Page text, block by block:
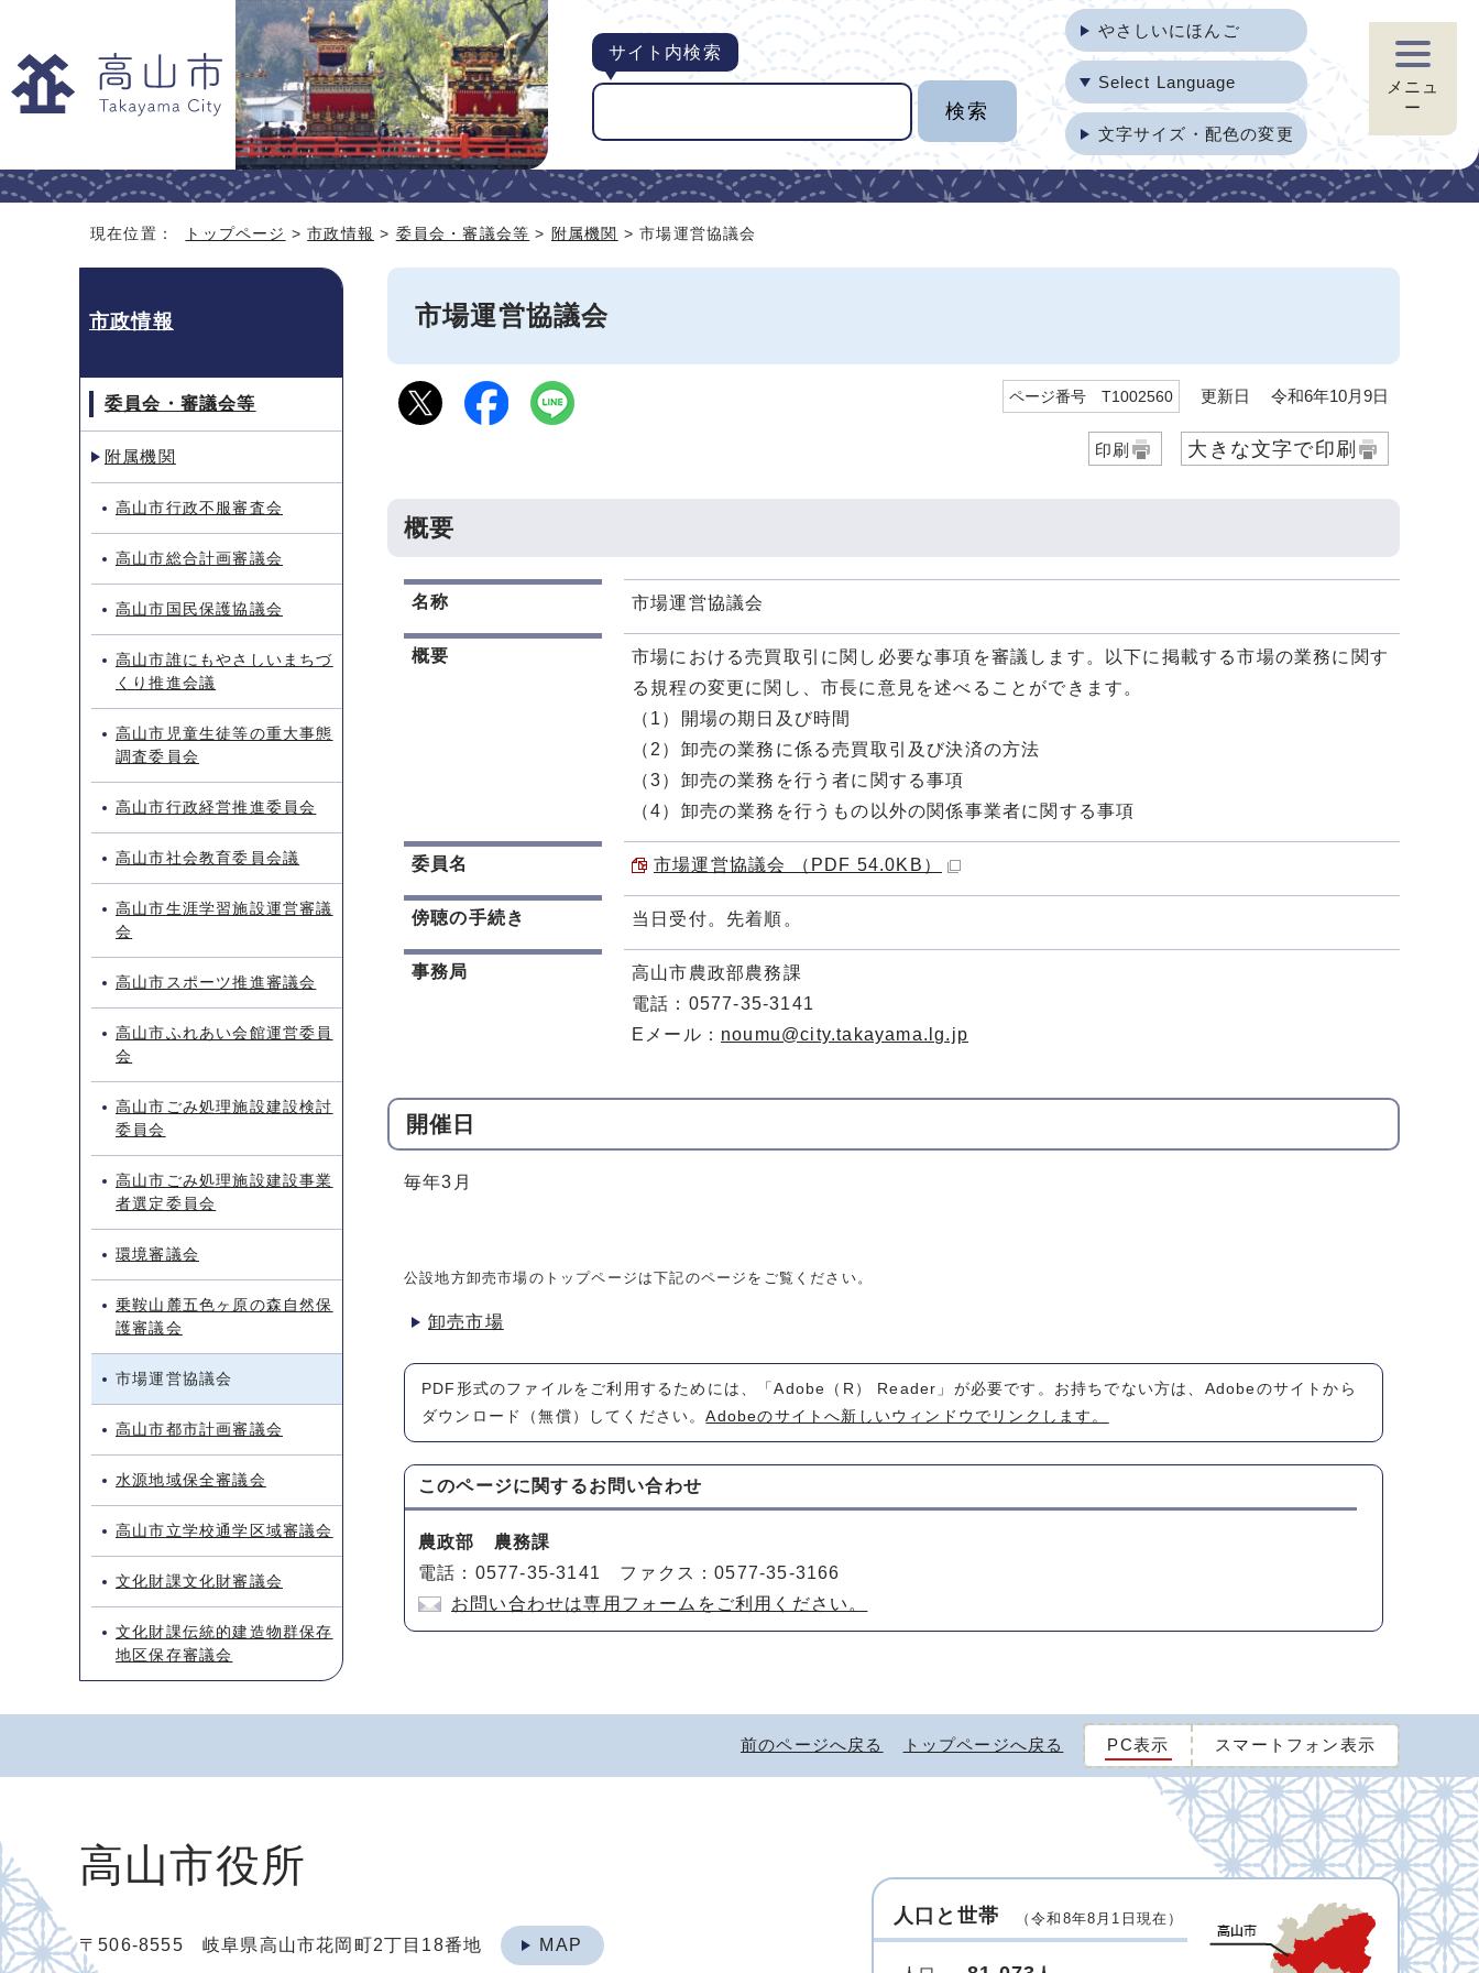
サイト内検索
やさしいにほんご
Select Language
文字サイズ・配色の変更
メニュ
ー
現在位置： トップページ >市政情報 > 委員会・審議会等 > 附属機関 > 市場運営協議会
市場運営協議会
ページ番号 T1002560 更新日 令和6年10月9日
印刷 大きな文字で印刷
概要
名称 市場運営協議会
概要
市場における売買取引に関し必要な事項を審議します。以下に掲載する市場の業務に関す
る規程の変更に関し、市長に意見を述べることができます。
（1）開場の期日及び時間
（2）卸売の業務に係る売買取引及び決済の方法
（3）卸売の業務を行う者に関する事項
（4）卸売の業務を行うもの以外の関係事業者に関する事項
委員名 市場運営協議会 （PDF 54.0KB）
傍聴の手続き 当日受付。先着順。
事務局
高山市農政部農務課
電話：0577-35-3141
Eメール： noumu@city.takayama.lg.jp
開催日
毎年3月
公設地方卸売市場のトップページは下記のページをご覧ください。
卸売市場
PDF形式のファイルをご利用するためには、「Adobe（R） Reader」が必要です。お持ちでない方は、Adobeのサイトから
ダウンロード（無償）してください。Adobeのサイトへ新しいウィンドウでリンクします。
このページに関するお問い合わせ
農政部 農務課
電話：0577-35-3141 ファクス：0577-35-3166
お問い合わせは専用フォームをご利用ください。
市政情報
委員会・審議会等
附属機関
高山市行政不服審査会
高山市総合計画審議会
高山市国民保護協議会
高山市誰にもやさしいまちづ
くり推進会議
高山市児童生徒等の重大事態
調査委員会
高山市行政経営推進委員会
高山市社会教育委員会議
高山市生涯学習施設運営審議
会
高山市スポーツ推進審議会
高山市ふれあい会館運営委員
会
高山市ごみ処理施設建設検討
委員会
高山市ごみ処理施設建設事業
者選定委員会
環境審議会
乗鞍山麓五色ヶ原の森自然保
護審議会
市場運営協議会
高山市都市計画審議会
水源地域保全審議会
高山市立学校通学区域審議会
文化財課文化財審議会
文化財課伝統的建造物群保存
地区保存審議会
前のページへ戻る トップページへ戻る PC表示 スマートフォン表示
高山市役所
〒506-8555 岐阜県高山市花岡町2丁目18番地 MAP
人口と世帯 （令和8年8月1日現在）